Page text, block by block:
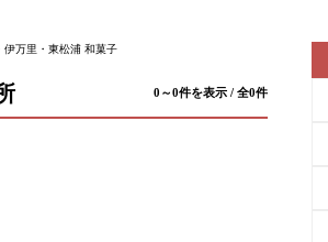
伊万里・東松浦 和菓子
0～0件を表示 / 全0件